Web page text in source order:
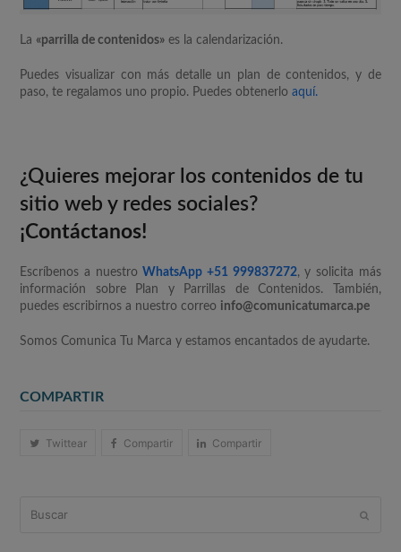
La «parrilla de contenidos» es la calendarización.
Puedes visualizar con más detalle un plan de contenidos, y de
paso, te regalamos uno propio. Puedes obtenerloaquí.
¿Quieres mejorar los contenidos de tu
sitio web y redes sociales?
¡Contáctanos!
Escríbenos a nuestro WhatsApp +51 999837272, y solicita más
información sobre Plan y Parrillas de Contenidos. También,
puedes escribirnos a nuestro correo info@comunicatumarca.pe
Somos Comunica Tu Marca y estamos encantados de ayudarte.
COMPARTIR
Twittear Compartir Compartir